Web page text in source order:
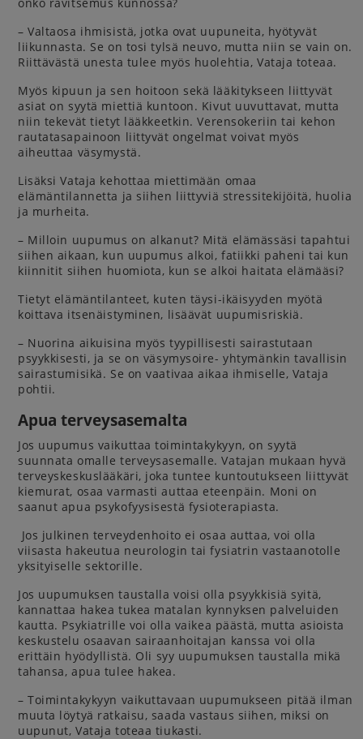
– Valtaosa ihmisistä, jotka ovat uupuneita, hyötyvät
liikunnasta. Se on tosi tylsä neuvo, mutta niin se vain on.
Riittävästä unesta tulee myös huolehtia, Vataja toteaa.
Myös kipuun ja sen hoitoon sekä lääkitykseen liittyvät
asiat on syytä miettiä kuntoon. Kivut uuvuttavat, mutta
niin tekevät tietyt lääkkeetkin. Verensokeriin tai kehon
rautatasapainoon liittyvät ongelmat voivat myös
aiheuttaa väsymystä.
Lisäksi Vataja kehottaa miettimään omaa
elämäntilannetta ja siihen liittyviä stressitekijöitä, huolia
ja murheita.
– Milloin uupumus on alkanut? Mitä elämässäsi tapahtui
siihen aikaan, kun uupumus alkoi, fatiikki paheni tai kun
kiinnitit siihen huomiota, kun se alkoi haitata elämääsi?
Tietyt elämäntilanteet, kuten täysi-ikäisyyden myötä
koittava itsenäistyminen, lisäävät uupumisriskiä.
– Nuorina aikuisina myös tyypillisesti sairastutaan
psyykkisesti, ja se on väsymysoire- yhtymänkin tavallisin
sairastumisikä. Se on vaativaa aikaa ihmiselle, Vataja
pohtii.
Apua terveysasemalta
Jos uupumus vaikuttaa toimintakykyyn, on syytä
suunnata omalle terveysasemalle. Vatajan mukaan hyvä
terveyskeskuslääkäri, joka tuntee kuntoutukseen liittyvät
kiemurat, osaa varmasti auttaa eteenpäin. Moni on
saanut apua psykofyysisestä fysioterapiasta.
Jos julkinen terveydenhoito ei osaa auttaa, voi olla
viisasta hakeutua neurologin tai fysiatrin vastaanotolle
yksityiselle sektorille.
Jos uupumuksen taustalla voisi olla psyykkisiä syitä,
kannattaa hakea tukea matalan kynnyksen palveluiden
kautta. Psykiatrille voi olla vaikea päästä, mutta asioista
keskustelu osaavan sairaanhoitajan kanssa voi olla
erittäin hyödyllistä. Oli syy uupumuksen taustalla mikä
tahansa, apua tulee hakea.
– Toimintakykyyn vaikuttavaan uupumukseen pitää ilman
muuta löytyä ratkaisu, saada vastaus siihen, miksi on
uupunut, Vataja toteaa tiukasti.